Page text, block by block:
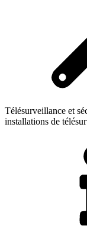
Télésurveillance et
installations de